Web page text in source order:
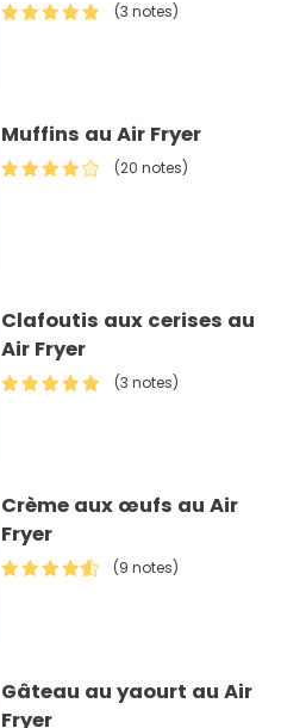
(3 notes)
Muffins au Air Fryer
(20 notes)
Clafoutis aux cerises au
Air Fryer
(3 notes)
Crème aux œufs au Air
Fryer
(9 notes)
Gâteau au yaourt au Air
Fryer